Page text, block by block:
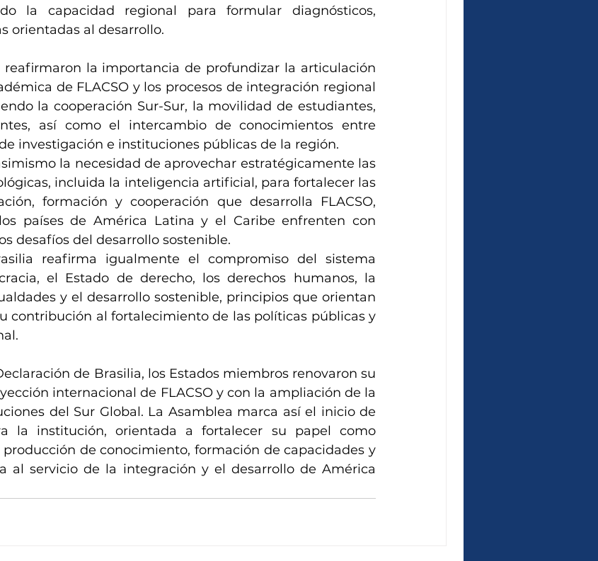
la capacidad regional para formular diagnósticos,
orientadas al desarrollo.
reafirmaron la importancia de profundizar la articulación
de FLACSO y los procesos de integración regional
la cooperación Sur-Sur, la movilidad de estudiantes,
así como el intercambio de conocimientos entre
investigación e instituciones públicas de la región.
la necesidad de aprovechar estratégicamente las
incluida la inteligencia artificial, para fortalecer las
formación y cooperación que desarrolla FLACSO,
países de América Latina y el Caribe enfrenten con
desafíos del desarrollo sostenible.
reafirma igualmente el compromiso del sistema
el Estado de derecho, los derechos humanos, la
y el desarrollo sostenible, principios que orientan
contribución al fortalecimiento de las políticas públicas y
de Brasilia, los Estados miembros renovaron su
internacional de FLACSO y con la ampliación de la
del Sur Global. La Asamblea marca así el inicio de
la institución, orientada a fortalecer su papel como
de conocimiento, formación de capacidades y
al servicio de la integración y el desarrollo de América